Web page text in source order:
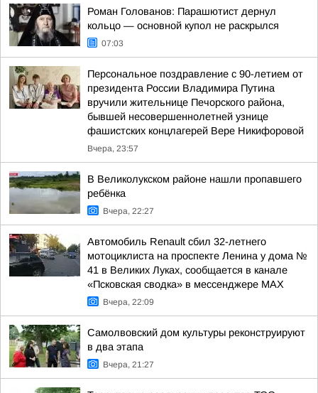
Роман Голованов: Парашютист дернул
кольцо — основной купол не раскрылся
07:03
Персональное поздравление с 90-летием от
президента России Владимира Путина
вручили жительнице Печорского района,
бывшей несовершеннолетней узнице
фашистских концлагерей Вере Никифоровой
Вчера, 23:57
В Великолукском районе нашли пропавшего
ребёнка
Вчера, 22:27
Автомобиль Renault сбил 32-летнего
мотоциклиста на проспекте Ленина у дома №
41 в Великих Луках, сообщается в канале
«Псковская сводка» в мессенджере MAX
Вчера, 22:09
Самолвовский дом культуры реконструируют
в два этапа
Вчера, 21:27